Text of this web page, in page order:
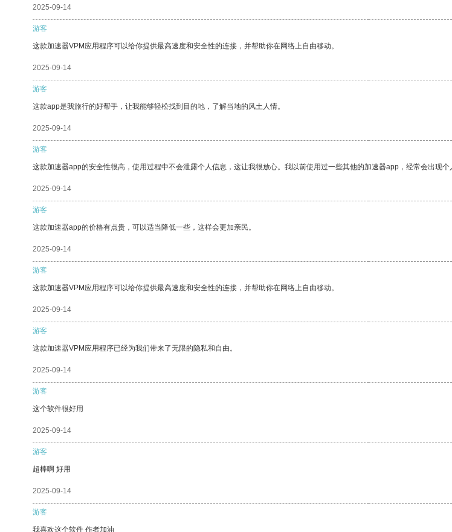
2025-09-14
游客
这款加速器VPM应用程序可以给你提供最高速度和安全性的连接，并帮助你在网络上自由移动。
2025-09-14
游客
这款app是我旅行的好帮手，让我能够轻松找到目的地，了解当地的风土人情。
2025-09-14
游客
这款加速器app的安全性很高，使用过程中不会泄露个人信息，这让我很放心。我以前使用过一些其他的加速器app，经常会出现个
2025-09-14
游客
这款加速器app的价格有点贵，可以适当降低一些，这样会更加亲民。
2025-09-14
游客
这款加速器VPM应用程序可以给你提供最高速度和安全性的连接，并帮助你在网络上自由移动。
2025-09-14
游客
这款加速器VPM应用程序已经为我们带来了无限的隐私和自由。
2025-09-14
游客
这个软件很好用
2025-09-14
游客
超棒啊 好用
2025-09-14
游客
我喜欢这个软件 作者加油